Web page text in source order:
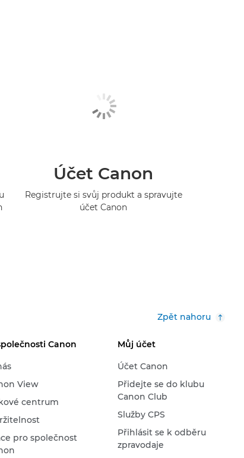
Účet Canon
Registrujte si svůj produkt a spravujte
účet Canon
Zpět nahoru
Canon
View
centrum
pro společnost
Můj účet
Účet Canon
Přidejte se do klubu
Canon Club
Služby CPS
Přihlásit se k odběru
zpravodaje